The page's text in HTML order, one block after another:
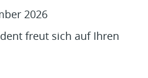
2026
freut sich auf Ihren